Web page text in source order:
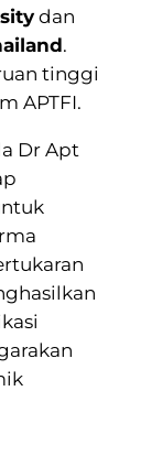
dan
.
tinggi
APTFI.
Dr Apt